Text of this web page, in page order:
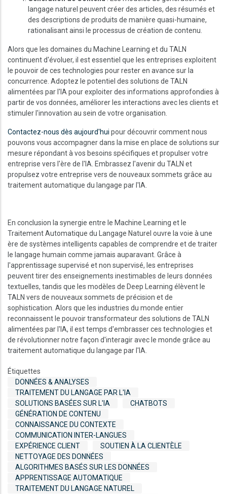
langage naturel peuvent créer des articles, des résumés et
des descriptions de produits de manière quasi-humaine,
rationalisant ainsi le processus de création de contenu.
Alors que les domaines du Machine Learning et du TALN
continuent d'évoluer, il est essentiel que les entreprises exploitent
le pouvoir de ces technologies pour rester en avance sur la
concurrence. Adoptez le potentiel des solutions de TALN
alimentées par l'IA pour exploiter des informations approfondies à
partir de vos données, améliorer les interactions avec les clients et
stimuler l'innovation au sein de votre organisation.
Contactez-nous dès aujourd'hui pour découvrir comment nous
pouvons vous accompagner dans la mise en place de solutions sur
mesure répondant à vos besoins spécifiques et propulser votre
entreprise vers l'ère de l'IA. Embrassez l'avenir du TALN et
propulsez votre entreprise vers de nouveaux sommets grâce au
traitement automatique du langage par l'IA.
En conclusion la synergie entre le Machine Learning et le
Traitement Automatique du Langage Naturel ouvre la voie à une
ère de systèmes intelligents capables de comprendre et de traiter
le langage humain comme jamais auparavant. Grâce à
l'apprentissage supervisé et non supervisé, les entreprises
peuvent tirer des enseignements inestimables de leurs données
textuelles, tandis que les modèles de Deep Learning élèvent le
TALN vers de nouveaux sommets de précision et de
sophistication. Alors que les industries du monde entier
reconnaissent le pouvoir transformateur des solutions de TALN
alimentées par l'IA, il est temps d'embrasser ces technologies et
de révolutionner notre façon d'interagir avec le monde grâce au
traitement automatique du langage par l'IA.
Étiquettes
DONNÉES & ANALYSES
TRAITEMENT DU LANGAGE PAR L'IA
SOLUTIONS BASÉES SUR L'IA
CHATBOTS
GÉNÉRATION DE CONTENU
CONNAISSANCE DU CONTEXTE
COMMUNICATION INTER-LANGUES
EXPÉRIENCE CLIENT
SOUTIEN À LA CLIENTÈLE
NETTOYAGE DES DONNÉES
ALGORITHMES BASÉS SUR LES DONNÉES
APPRENTISSAGE AUTOMATIQUE
TRAITEMENT DU LANGAGE NATUREL